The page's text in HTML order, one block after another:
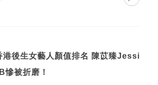
港後生女藝人顏值排名 陳苡臻Jessi
慘被折磨！